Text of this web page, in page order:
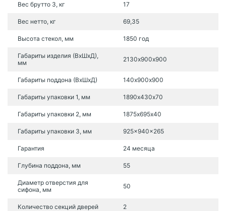
Вес брутто 3, кг 17
Вес нетто, кг 69,35
Высота стекол, мм 1850 год
Габариты изделия (ВхШхД),
мм
2130х900х900
Габариты поддона (ВхШхД) 140х900х900
Габариты упаковки 1, мм 1890х430х70
Габариты упаковки 2, мм 1875х695х40
Габариты упаковки 3, мм 925x940x265
Гарантия 24 месяца
Глубина поддона, мм 55
Диаметр отверстия для
сифона, мм
50
Количество секций дверей 2